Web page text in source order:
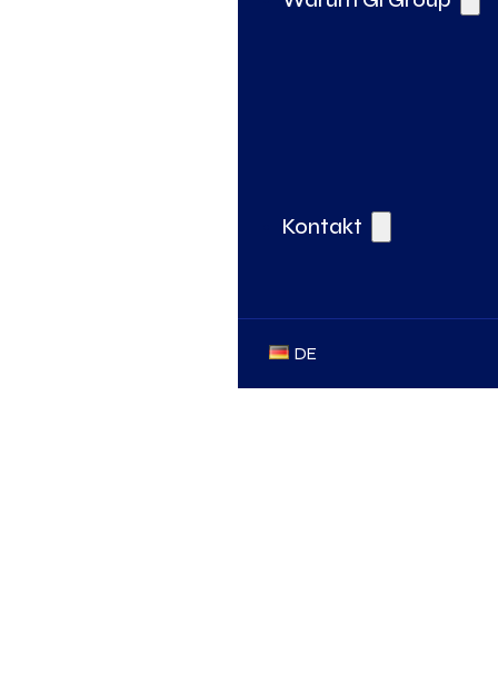
Kontakt
DE